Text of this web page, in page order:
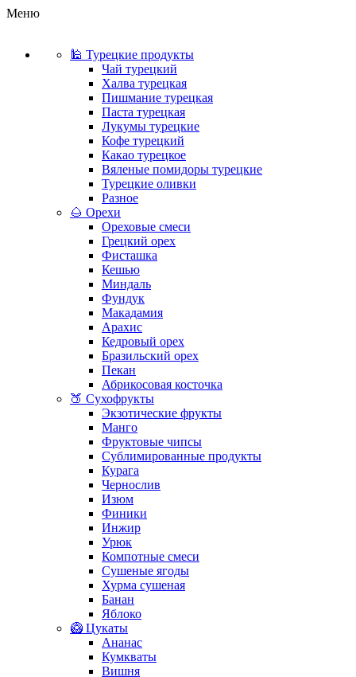
Меню
🕌 Турецкие продукты
Чай турецкий
Халва турецкая
Пишмание турецкая
Паста турецкая
Лукумы турецкие
Кофе турецкий
Какао турецкое
Вяленые помидоры турецкие
Турецкие оливки
Разное
🌰 Орехи
Ореховые смеси
Грецкий орех
Фисташка
Кешью
Миндаль
Фундук
Макадамия
Арахис
Кедровый орех
Бразильский орех
Пекан
Абрикосовая косточка
🍑 Сухофрукты
Экзотические фрукты
Манго
Фруктовые чипсы
Сублимированные продукты
Курага
Чернослив
Изюм
Финики
Инжир
Урюк
Компотные смеси
Сушеные ягоды
Хурма сушеная
Банан
Яблоко
🥝 Цукаты
Ананас
Кумкваты
Вишня